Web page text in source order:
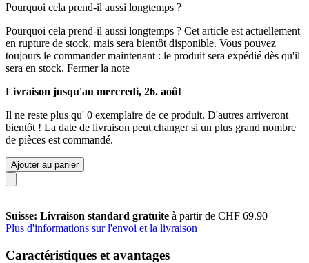
Pourquoi cela prend-il aussi longtemps ?
Pourquoi cela prend-il aussi longtemps ? Cet article est actuellement
en rupture de stock, mais sera bientôt disponible. Vous pouvez
toujours le commander maintenant : le produit sera expédié dès qu'il
sera en stock. Fermer la note
Livraison jusqu'au mercredi, 26. août
Il ne reste plus qu' 0 exemplaire de ce produit. D'autres arriveront
bientôt ! La date de livraison peut changer si un plus grand nombre
de pièces est commandé.
Ajouter au panier
Suisse: Livraison standard gratuite à partir de CHF 69.90
Plus d'informations sur l'envoi et la livraison
Caractéristiques et avantages